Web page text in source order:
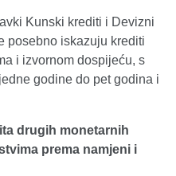
Kunski krediti i Devizni
posebno iskazuju krediti
i izvornom dospijeću, s
godine do pet godina i
drugih monetarnih
prema namjeni i